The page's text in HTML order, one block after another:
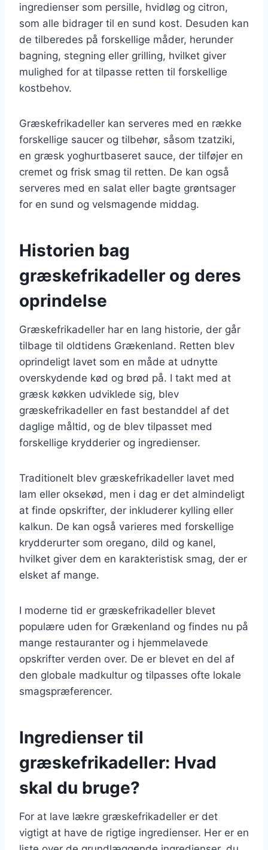
ingredienser som persille, hvidløg og citron,
som alle bidrager til en sund kost. Desuden kan
de tilberedes på forskellige måder, herunder
bagning, stegning eller grilling, hvilket giver
mulighed for at tilpasse retten til forskellige
kostbehov.
Græskefrikadeller kan serveres med en række
forskellige saucer og tilbehør, såsom tzatziki,
en græsk yoghurtbaseret sauce, der tilføjer en
cremet og frisk smag til retten. De kan også
serveres med en salat eller bagte grøntsager
for en sund og velsmagende middag.
Historien bag
græskefrikadeller og deres
oprindelse
Græskefrikadeller har en lang historie, der går
tilbage til oldtidens Grækenland. Retten blev
oprindeligt lavet som en måde at udnytte
overskydende kød og brød på. I takt med at
græsk køkken udviklede sig, blev
græskefrikadeller en fast bestanddel af det
daglige måltid, og de blev tilpasset med
forskellige krydderier og ingredienser.
Traditionelt blev græskefrikadeller lavet med
lam eller oksekød, men i dag er det almindeligt
at finde opskrifter, der inkluderer kylling eller
kalkun. De kan også varieres med forskellige
krydderurter som oregano, dild og kanel,
hvilket giver dem en karakteristisk smag, der er
elsket af mange.
I moderne tid er græskefrikadeller blevet
populære uden for Grækenland og findes nu på
mange restauranter og i hjemmelavede
opskrifter verden over. De er blevet en del af
den globale madkultur og tilpasses ofte lokale
smagspræferencer.
Ingredienser til
græskefrikadeller: Hvad
skal du bruge?
For at lave lækre græskefrikadeller er det
vigtigt at have de rigtige ingredienser. Her er en